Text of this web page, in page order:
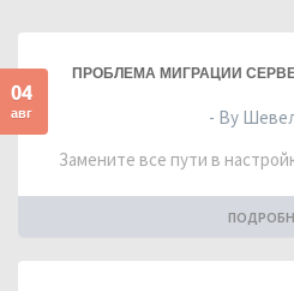
04
авг
ПРОБЛЕМА МИГРАЦИИ
- By
Замените все пути в